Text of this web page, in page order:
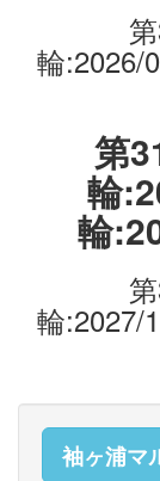
輪:2026/
第
輪
輪
輪:2027/
袖ヶ浦マ